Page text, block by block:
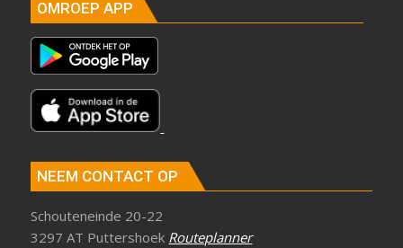
OMROEP APP
NEEM CONTACT OP
Schouteneinde 20-22
3297 AT Puttershoek Routeplanner